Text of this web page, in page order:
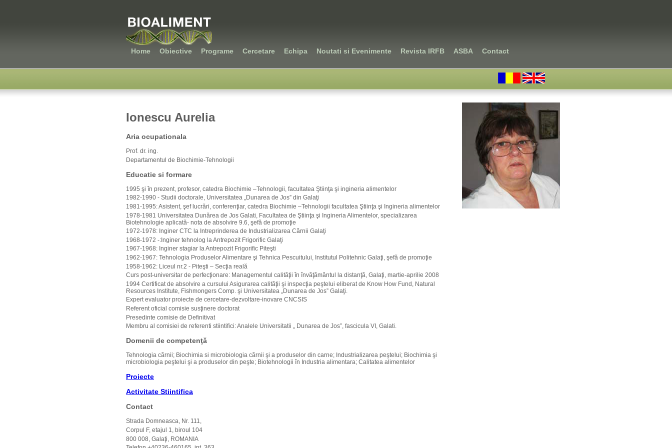
Home Obiective Programe Cercetare Echipa Noutati si Evenimente Revista IRFB ASBA Contact
Ionescu Aurelia
Aria ocupationala
Prof. dr. ing.
Departamentul de Biochimie-Tehnologii
Educatie si formare
1995 şi în prezent, profesor, catedra Biochimie –Tehnologii, facultatea Ştiinţa şi ingineria alimentelor
1982-1990 - Studii doctorale, Universitatea „Dunarea de Jos” din Galaţi
1981-1995: Asistent, şef lucrări, conferenţiar, catedra Biochimie –Tehnologii facultatea Ştiinţa şi Ingineria alimentelor
1978-1981 Universitatea Dunărea de Jos Galati, Facultatea de Ştiinţa şi Ingineria Alimentelor, specializarea
Biotehnologie aplicată- nota de absolvire 9.6, şefă de promoţie
1972-1978: Inginer CTC la Intreprinderea de Industrializarea Cărnii Galaţi
1968-1972 -:Inginer tehnolog la Antrepozit Frigorific Galaţi
1967-1968: Inginer stagiar la Antrepozit Frigorific Piteşti
1962-1967: Tehnologia Produselor Alimentare şi Tehnica Pescuitului, Institutul Politehnic Galaţi, şefă de promoţie
1958-1962: Liceul nr.2 - Piteşti – Secţia reală
Curs post-universitar de perfecţionare: Managementul calităţii în învăţământul la distanţă, Galaţi, martie-aprilie 2008
1994 Certificat de absolvire a cursului Asigurarea calităţii şi inspecţia peştelui eliberat de Know How Fund, Natural
Resources Institute, Fishmongers Comp. şi Universitatea „Dunarea de Jos” Galaţi.
Expert evaluator proiecte de cercetare-dezvoltare-inovare CNCSIS
Referent oficial comisie susţinere doctorat
Presedinte comisie de Definitivat
Membru al comisiei de referenti stiintifici: Analele Universitatii „ Dunarea de Jos”, fascicula VI, Galati.
Domenii de competenţă
Tehnologia cărnii; Biochimia si microbiologia cărnii şi a produselor din carne; Industrializarea peştelui; Biochimia şi
microbiologia peştelui şi a produselor din peşte; Biotehnologii în Industria alimentara; Calitatea alimentelor
Proiecte
Activitate Stiintifica
Contact
Strada Domneasca, Nr. 111,
Corpul F, etajul 1, biroul 104
800 008, Galaţi, ROMANIA